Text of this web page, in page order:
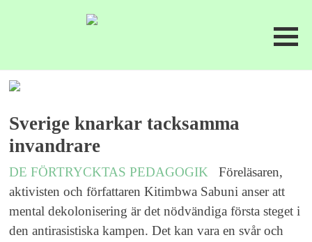
Sverige knarkar tacksamma
invandrare
DE FÖRTRYCKTAS PEDAGOGIK
Föreläsaren,
aktivisten och författaren Kitimbwa Sabuni anser att
mental dekolonisering är det nödvändiga första steget i
den antirasistiska kampen. Det kan vara en svår och